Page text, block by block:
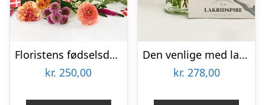
Floristens fødselsdags trylleri – Send blomster med Bloomit
kr. 250,00
Den venlige med lakridspibe
kr. 278,00